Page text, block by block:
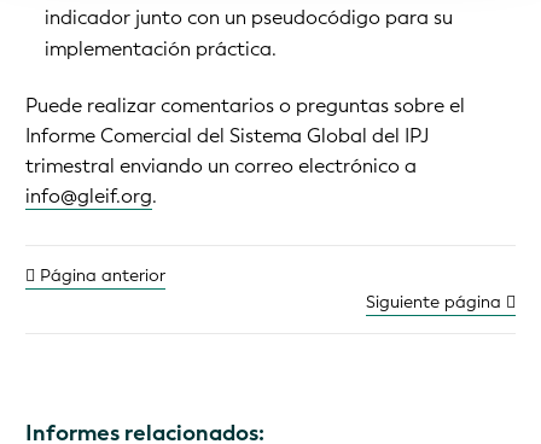
indicador junto con un pseudocódigo para su
implementación práctica.
Puede realizar comentarios o preguntas sobre el
Informe Comercial del Sistema Global del IPJ
trimestral enviando un correo electrónico a
info@gleif.org.
Página anterior
Siguiente página
Informes relacionados: